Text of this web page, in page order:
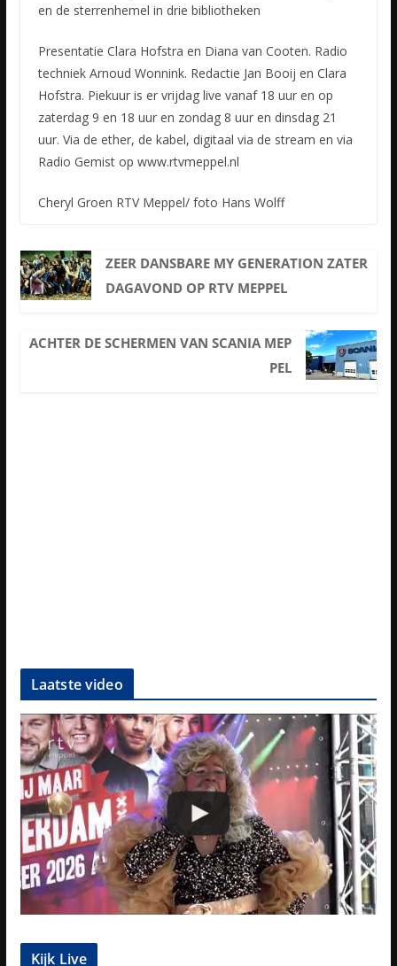
en de sterrenhemel in drie bibliotheken
Presentatie Clara Hofstra en Diana van Cooten. Radio
techniek Arnoud Wonnink. Redactie Jan Booij en Clara
Hofstra. Piekuur is er vrijdag live vanaf 18 uur en op
zaterdag 9 en 18 uur en zondag 8 uur en dinsdag 21
uur. Via de ether, de kabel, digitaal via de stream en via
Radio Gemist op www.rtvmeppel.nl
Cheryl Groen RTV Meppel/ foto Hans Wolff
ZEER DANSBARE MY GENERATION ZATER
DAGAVOND OP RTV MEPPEL
ACHTER DE SCHERMEN VAN SCANIA MEP
PEL
Laatste video
Kijk Live